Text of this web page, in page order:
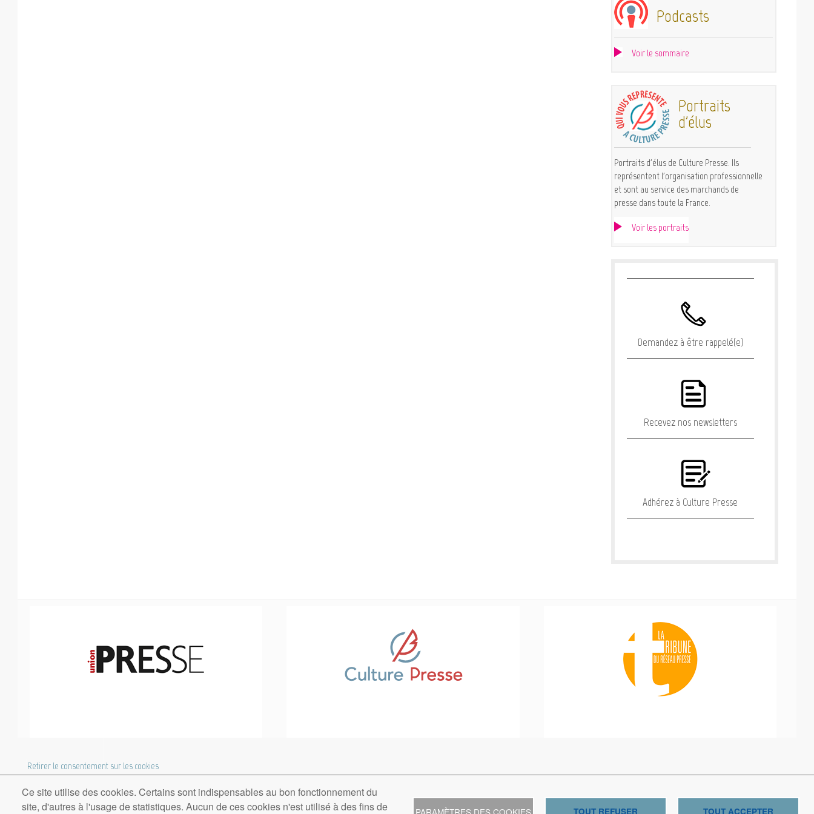
Podcasts
Voir le sommaire
Portraits
d'élus
Portraits d'élus de Culture Presse. Ils
représentent l'organisation professionnelle
et sont au service des marchands de
presse dans toute la France.
Voir les portraits
Demandez à être rappelé(e)
Recevez nos newsletters
Adhérez à Culture Presse
Ce site utilise des cookies. Certains sont indispensables au bon fonctionnement du
site, d'autres à l'usage de statistiques. Aucun de ces cookies n'est utilisé à des fins de
PARAMÈTRES DES COOKIES TOUT REFUSER TOUT ACCEPTER
Retirer le consentement sur les cookies
Culture Presse - 20-22 rue des Petits Hôtels - 75010 Paris - Tél. : 01 42 40 27 15 -Contact-Mentions légales